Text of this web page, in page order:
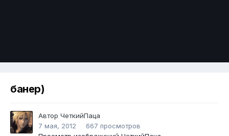
банер)
Автор ЧеткийПаца
7 мая, 2012
667 просмотров